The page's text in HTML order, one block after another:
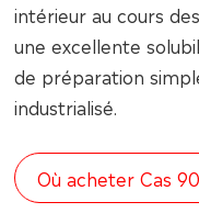
intérieur au cours
une excellente
de préparation
industrialisé.
Où acheter Cas